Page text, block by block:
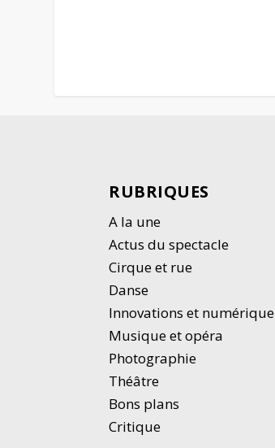
RUBRIQUES
A la une
Actus du spectacle
Cirque et rue
Danse
Innovations et numérique
Musique et opéra
Photographie
Théâtre
Bons plans
Critique